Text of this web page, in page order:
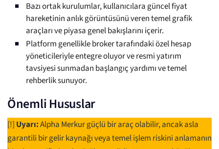
Bazı ortak kurulumlar, kullanıcılara güncel fiyat
hareketinin anlık görüntüsünü veren temel grafik
araçları ve piyasa genel bakışlarını içerir.
Platform genellikle broker tarafındaki özel hesap
yöneticileriyle entegre oluyor ve resmi yatırım
tavsiyesi sunmadan başlangıç yardımı ve temel
rehberlik sunuyor.
Önemli Hususlar
[!] Uyarı:Alpha Merkur güçlü bir araç olabilir, ancak asla
garantili bir gelir kaynağı veya temel işlem riskini anlamanın